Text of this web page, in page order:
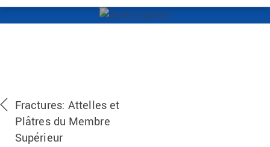
Fractures: Attelles et
Plâtres du Membre
Supérieur